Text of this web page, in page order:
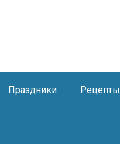
Праздники Рецепты